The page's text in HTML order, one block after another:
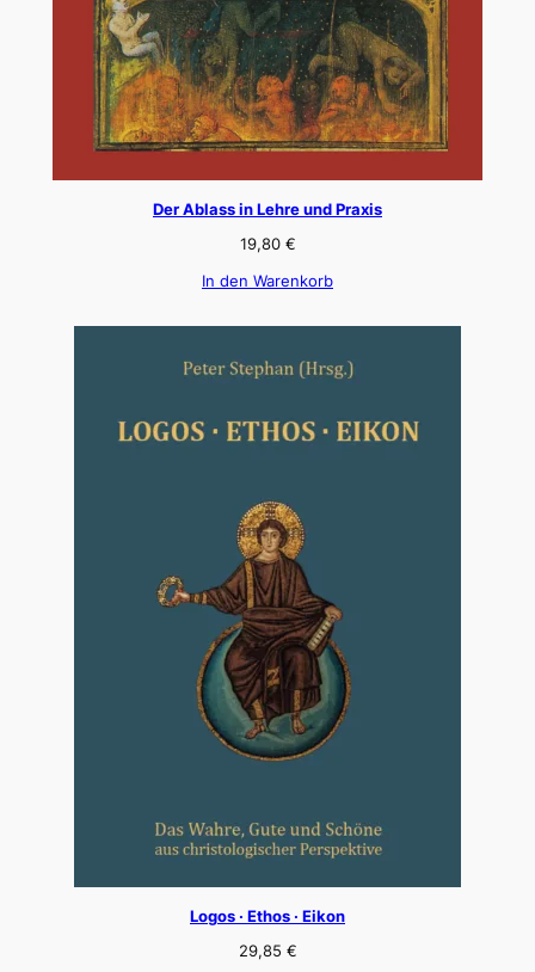
Der Ablass in Lehre und Praxis
19,80 €
In den Warenkorb
Logos · Ethos · Eikon
29,85 €